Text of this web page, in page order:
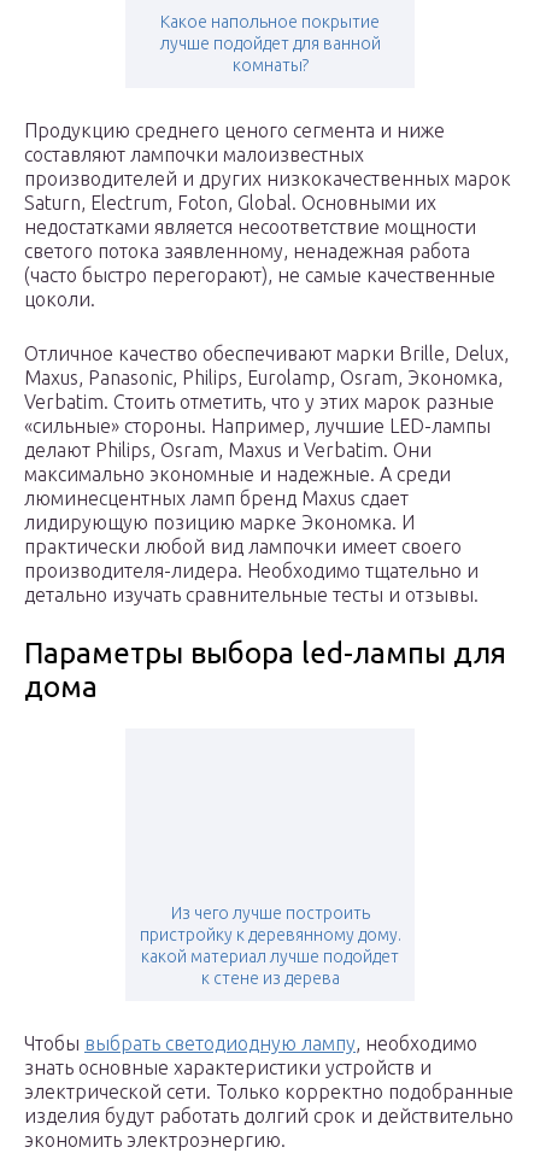
Какое напольное покрытие
лучше подойдет для ванной
комнаты?
Продукцию среднего ценого сегмента и ниже
составляют лампочки малоизвестных
производителей и других низкокачественных марок
Saturn, Electrum, Foton, Global. Основными их
недостатками является несоответствие мощности
светого потока заявленному, ненадежная работа
(часто быстро перегорают), не самые качественные
цоколи.
Отличное качество обеспечивают марки Brille, Delux,
Maxus, Panasonic, Philips, Eurolamp, Osram, Экономка,
Verbatim. Стоить отметить, что у этих марок разные
«сильные» стороны. Например, лучшие LED-лампы
делают Philips, Osram, Maxus и Verbatim. Они
максимально экономные и надежные. А среди
люминесцентных ламп бренд Maxus сдает
лидирующую позицию марке Экономка. И
практически любой вид лампочки имеет своего
производителя-лидера. Необходимо тщательно и
детально изучать сравнительные тесты и отзывы.
Параметры выбора led-лампы для
дома
Из чего лучше построить
пристройку к деревянному дому.
какой материал лучше подойдет
к стене из дерева
Чтобы выбрать светодиодную лампу, необходимо
знать основные характеристики устройств и
электрической сети. Только корректно подобранные
изделия будут работать долгий срок и действительно
экономить электроэнергию.